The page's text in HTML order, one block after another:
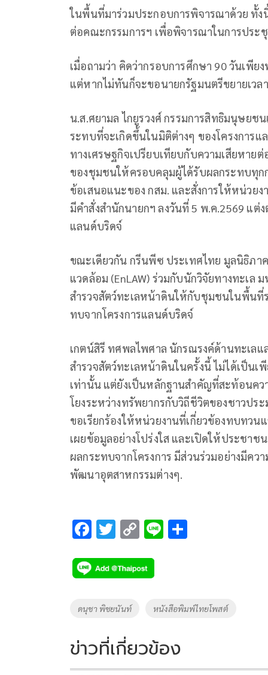
ในพื้นที่มาร่วมประกอบการพิจารณาด้วย ทั้ง
ต่อคณะกรรมการฯ เพื่อพิจารณาในการประ
เมื่อถามว่า คิดว่ากรอบการศึกษา 90 วันเพี
แต่หากไม่ทันก็จะขอนายกรัฐมนตรีขยายเวลา
น.ส.ศยามล ไกยูรวงศ์ กรรมการสิทธิมนุษยช
ระทบที่จะเกิดขึ้นในมิติต่างๆ ของโครงการ
ทางเศรษฐกิจเปรียบเทียบกับความเสียหา
ของชุมชนให้ครอบคลุมผู้ได้รับผลกระทบทุ
ข้อเสนอแนะของ กสม. และสั่งการให้หน่ว
มีคำสั่งสำนักนายกฯ ลงวันที่ 5 พ.ค.2569 แต่
แลนด์บริดจ์
ขณะเดียวกัน กรีนพีซ ประเทศไทย มูลนิธิภา
แวดล้อม (EnLAW) ร่วมกับนักวิจัยทางทะเล
สำรวจสัตว์ทะเลหน้าดินให้กับชุมชนในพื้น
ทบจากโครงการแลนด์บริดจ์
เกตน์สิรี ทศพลไพศาล นักรณรงค์ด้านทะเล
สำรวจสัตว์ทะเลหน้าดินในครั้งนี้ ไม่ได้เป็นเ
เท่านั้น แต่ยังเป็นหลักฐานสำคัญที่สะท้อนค
โยงระหว่างทรัพยากรกับวิถีชีวิตของชาวป
ขอเรียกร้องให้หน่วยงานที่เกี่ยวข้องทบทวน
เผยข้อมูลอย่างโปร่งใส และเปิดให้ประชา
ผลกระทบจากโครงการ มีส่วนร่วมอย่างมีค
พัฒนาอุตสาหกรรมต่างๆ.
F
e
b
o
k
T
tt
er
C
p
y
Li
k
Li
Tags
ดนุชา พิชยนันท์ หนังสือพิมพ์ไทยโพสต์
ข่าวที่เกี่ยวข้อง